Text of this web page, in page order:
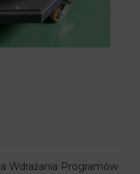
Wdrażania Programów